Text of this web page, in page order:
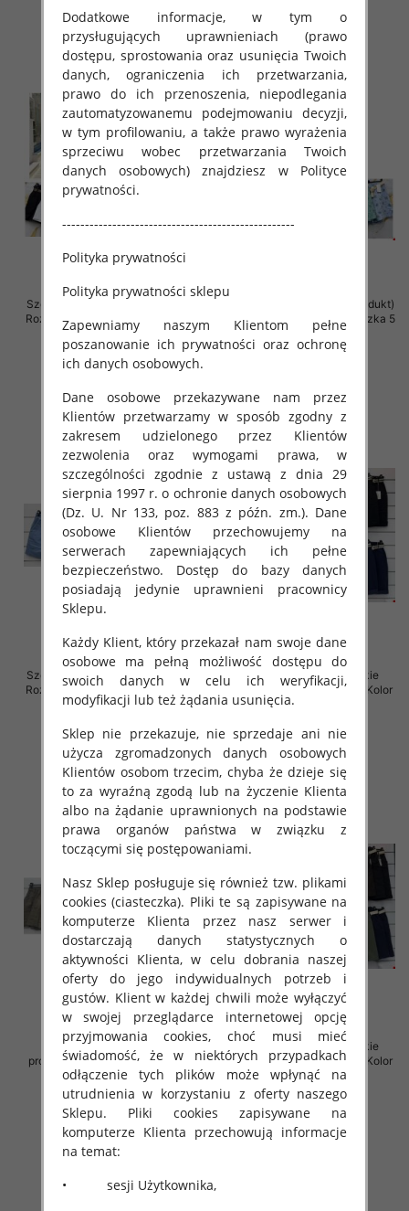
szczegóły szczegóły
Szorty damskie (Włoskie produkt)
Roz Standard, Mix Kolor Paczka 5
szt
39.00 zł
Szorty damskie (Włoskie produkt)
Roz Standard, Mix Kolor Paczka 5
szt
Szorty damskie (Włoskie produkt)
Roz Standard, Mix Kolor Paczka 5
szt
36.00 zł
szczegóły
Spodenki damskie (Włoskie
produkt) Roz Standard, Mix Kolor
Paczka 5 szt
38.00 zł
szczegóły
Spodenki damskie (Włoskie
produkt) Roz Standard, Mix Kolor
Paczka 5 szt
40.00 zł
szczegóły
Spodenki damskie (Włoskie
produkt) Roz Standard, Mix Kolor
Paczka 5 szt
40.00 zł
Dodatkowe informacje, w tym o
przysługujących uprawnieniach (prawo
dostępu, sprostowania oraz usunięcia Twoich
danych, ograniczenia ich przetwarzania,
prawo do ich przenoszenia, niepodlegania
zautomatyzowanemu podejmowaniu decyzji,
w tym profilowaniu, a także prawo wyrażenia
sprzeciwu wobec przetwarzania Twoich
danych osobowych) znajdziesz w Polityce
prywatności.
---------------------------------------------------
Polityka prywatności
Polityka prywatności sklepu
Zapewniamy naszym Klientom pełne
poszanowanie ich prywatności oraz ochronę
ich danych osobowych.
Dane osobowe przekazywane nam przez
Klientów przetwarzamy w sposób zgodny z
zakresem udzielonego przez Klientów
zezwolenia oraz wymogami prawa, w
szczególności zgodnie z ustawą z dnia 29
sierpnia 1997 r. o ochronie danych osobowych
(Dz. U. Nr 133, poz. 883 z późn. zm.). Dane
osobowe Klientów przechowujemy na
serwerach zapewniających ich pełne
bezpieczeństwo. Dostęp do bazy danych
posiadają jedynie uprawnieni pracownicy
Sklepu.
Każdy Klient, który przekazał nam swoje dane
osobowe ma pełną możliwość dostępu do
swoich danych w celu ich weryfikacji,
modyfikacji lub też żądania usunięcia.
Sklep nie przekazuje, nie sprzedaje ani nie
użycza zgromadzonych danych osobowych
Klientów osobom trzecim, chyba że dzieje się
to za wyraźną zgodą lub na życzenie Klienta
albo na żądanie uprawnionych na podstawie
prawa organów państwa w związku z
toczącymi się postępowaniami.
Nasz Sklep posługuje się również tzw. plikami
cookies (ciasteczka). Pliki te są zapisywane na
komputerze Klienta przez nasz serwer i
dostarczają danych statystycznych o
aktywności Klienta, w celu dobrania naszej
oferty do jego indywidualnych potrzeb i
gustów. Klient w każdej chwili może wyłączyć
w swojej przeglądarce internetowej opcję
przyjmowania cookies, choć musi mieć
świadomość, że w niektórych przypadkach
odłączenie tych plików może wpłynąć na
utrudnienia w korzystaniu z oferty naszego
Sklepu. Pliki cookies zapisywane na
komputerze Klienta przechowują informacje
na temat:
• sesji Użytkownika,